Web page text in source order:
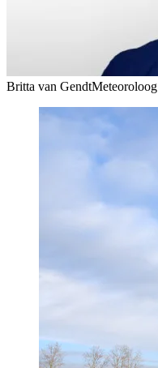
Britta van GendtMeteoroloog